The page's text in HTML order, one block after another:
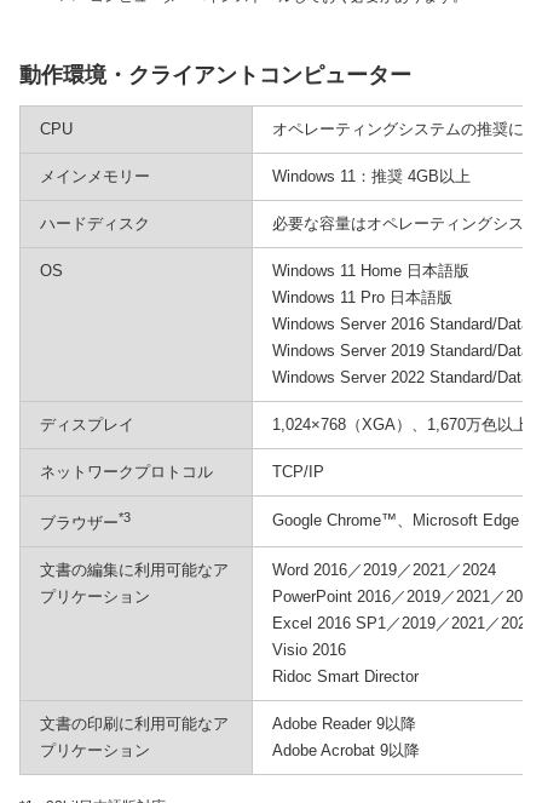
動作環境・クライアントコンピューター
CPU オペレーティングシステムの推奨に
メインメモリー Windows 11：推奨 4GB以上
ハードディスク 必要な容量はオペレーティングシス
OS
Windows 11 Home 日本語版
Windows 11 Pro 日本語版
Windows Server 2016 Standard/
Windows Server 2019 Standard/
Windows Server 2022 Standard/
ディスプレイ 1,024×768（XGA）、1,670万色以上
ネットワークプロトコル TCP/IP
ブラウザー*3 Google Chrome™、Microsoft Edge（
文書の編集に利用可能なア
プリケーション
Word 2016／2019／2021／2024
PowerPoint 2016／2019／2021／2024
Excel 2016 SP1／2019／2021／2024
Visio 2016
Ridoc Smart Director
文書の印刷に利用可能なア
プリケーション
Adobe Reader 9以降
Adobe Acrobat 9以降